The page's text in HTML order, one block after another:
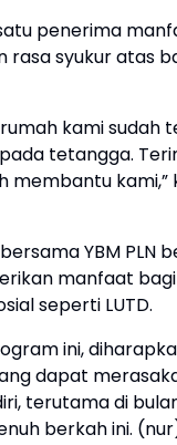
penerima
rasa syukur atas
rumah kami sudah
tetangga.
membantu
YBM PLN
manfaat
seperti LUTD.
ini,
dapat
terutama di
berkah ini.